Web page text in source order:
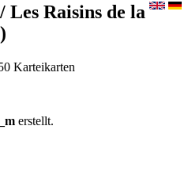
/ Les Raisins de la
Karteikarten
erstellt.